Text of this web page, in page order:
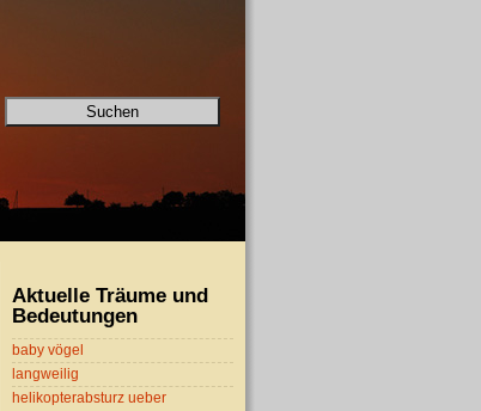
Aktuelle Träume und
Bedeutungen
baby vögel
langweilig
helikopterabsturz ueber